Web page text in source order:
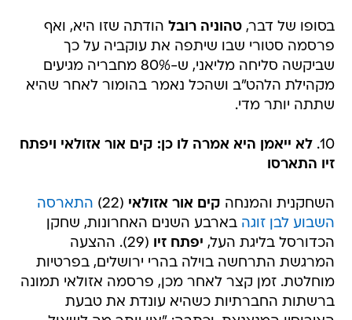
בסופו של דבר,טהוניה רובל הודתה שזו היא, ואף
פרסמה סטורי שבו שיתפה את עוקביה על כך
שביקשה סליחה מליאני, ש-80% מחבריה מגיעים
מקהילת הלהט"ב ושהכל נאמר בהומור לאחר שהיא
שתתה יותר מדי.
10. לא ייאמן היא אמרה לו כן: קים אור אזולאי ויפתח
זיו התארסו
השחקנית והמנחה קים אור אזולאי (22)
התארסה
השבוע לבן זוגה בארבע השנים האחרונות, שחקן
הכדורסל בליגת העל, יפתח זיו
(29). ההצעה
המרגשת התרחשה בוילה בהרי ירושלים, בפרטיות
מוחלטת. זמן קצר לאחר מכן, פרסמה אזולאי תמונה
ברשתות החברתיות כשהיא עונדת את טבעת